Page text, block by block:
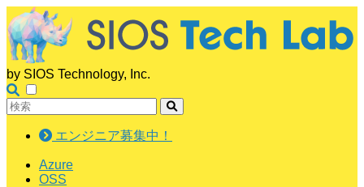
by SIOS Technology, Inc.
エンジニア募集中！
Azure
OSS